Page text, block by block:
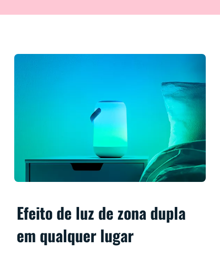
Efeito de luz de zona dupla
em qualquer lugar